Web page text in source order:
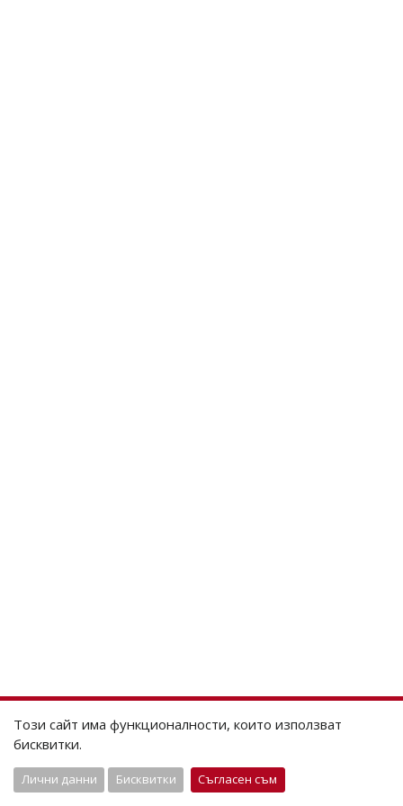
Този сайт има функционалности, които използват
бисквитки.
Лични данни Бисквитки Съгласен съм